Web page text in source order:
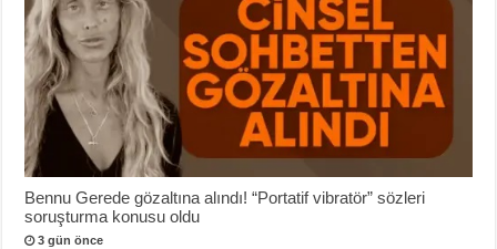
Bennu Gerede gözaltına alındı! “Portatif vibratör” sözleri
soruşturma konusu oldu
3 gün önce